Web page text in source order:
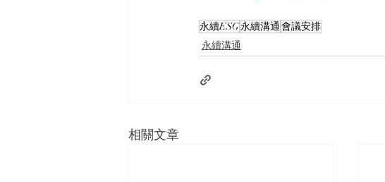
永續ESG永續溝通 會議安排
永續溝通
相關文章